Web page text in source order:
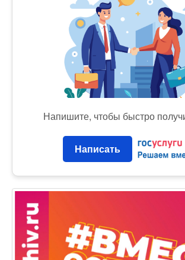
Напишите, чтобы быстро
Написать